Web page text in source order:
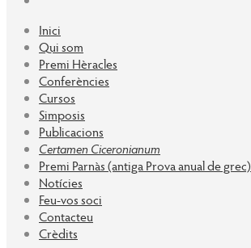
Inici
Qui som
Premi Hèracles
Conferències
Cursos
Simposis
Publicacions
Certamen Ciceronianum
Premi Parnàs (antiga Prova anual de grec)
Notícies
Feu-vos soci
Contacteu
Crèdits